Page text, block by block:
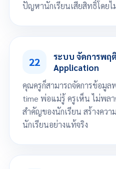
ปัญหานักเรียนเสียสิทธิ์โดยไ
นักเรียน/ผู้ปกครอง สามารถทำลา ผ่าน
คุณครูมีสิทธิ์ "อนุมัติ
22
ระบบ จัดการพฤ
Application
คุณครูก็สามารถจัดการข้อมูล
time พ่อแม่รู้ ครูเห็น ไม่พล
สำคัญของนักเรียน สร้างควา
นักเรียนอย่างแท้จริง
จัดการข้อมูลพฤติกรรมได้แบบ Real-